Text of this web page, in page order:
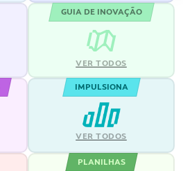
GUIA DE INOVAÇÃO
VER TODOS
IMPULSIONA
VER TODOS
PLANILHAS